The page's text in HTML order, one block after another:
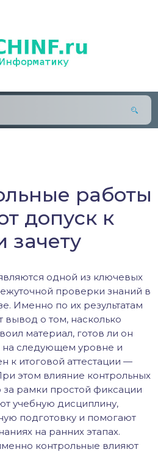
работы
допуск к
зачету
одной из ключевых
проверки знаний в
Именно по их результатам
вывод о том, насколько
материал, готов ли он
на следующем уровне и
к итоговой аттестации —
этом влияние контрольных
за рамки простой фиксации
учебную дисциплину,
подготовку и помогают
на ранних этапах.
контрольные влияют